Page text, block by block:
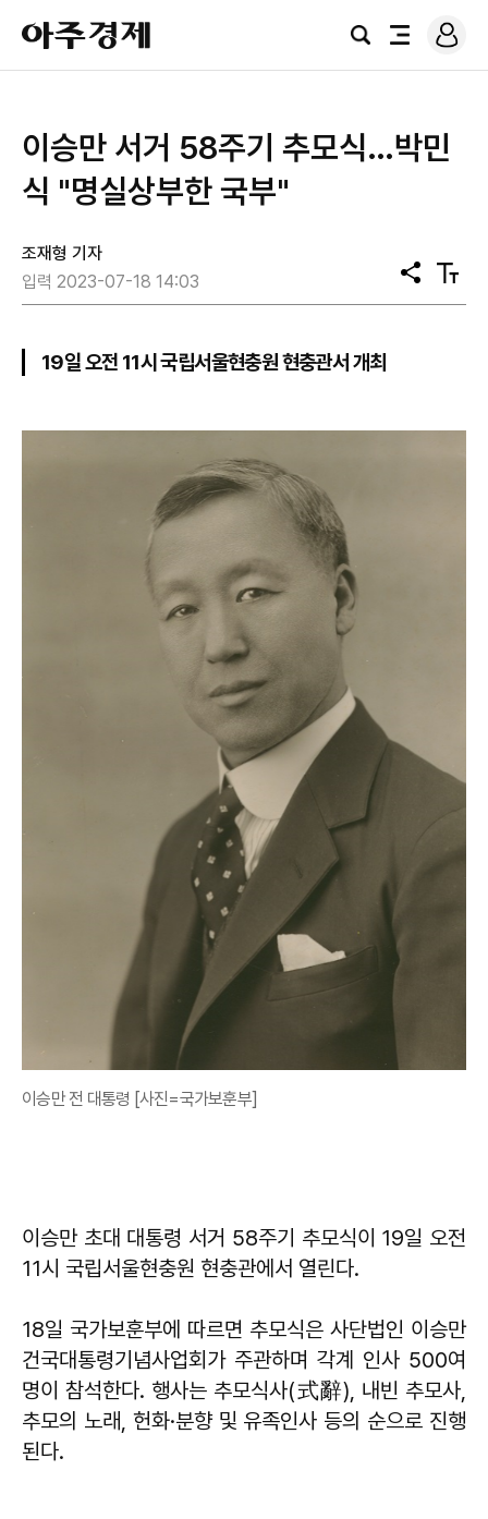
아
주
경
검
전
로
그
​이승만 서거 58주기 추모식…박민
식 "명실상부한 국부"
조재형 기자
입력 2023-07-18 14:03
공
유
텍
스
19일 오전 11시 국립서울현충원 현충관서 개최
이승만 전 대통령 [사진=국가보훈부]
이승만 초대 대통령 서거 58주기 추모식이 19일 오전
11시 국립서울현충원 현충관에서 열린다.
18일 국가보훈부에 따르면 추모식은 사단법인 이승만
건국대통령기념사업회가 주관하며 각계 인사 500여
명이 참석한다. 행사는 추모식사(式辭), 내빈 추모사,
추모의 노래, 헌화·분향 및 유족인사 등의 순으로 진행
된다.